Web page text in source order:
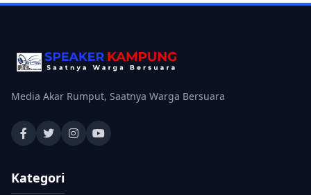
Media Akar Rumput, Saatnya Warga Bersuara
Kategori